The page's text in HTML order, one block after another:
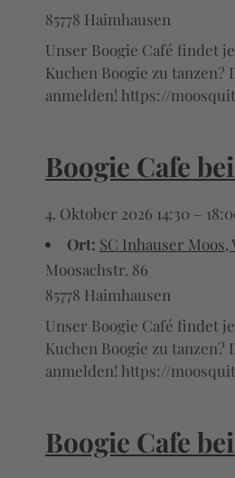
85778 Haimhausen
Unser Boogie Café findet
Kuchen Boogie zu
anmelden! https://
Boogie Cafe
4. Oktober 2026 14:30 –
Ort: SC Inhauser Moos,
Moosachstr. 86
85778 Haimhausen
Unser Boogie Café findet
Kuchen Boogie zu
anmelden! https://
Boogie Cafe